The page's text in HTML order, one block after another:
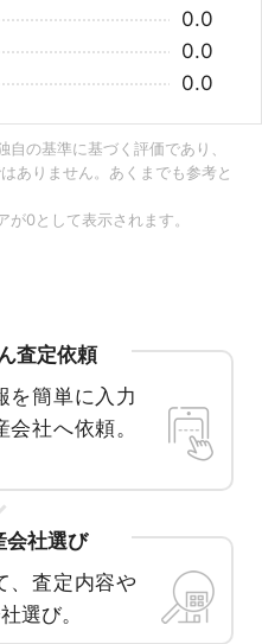
0.0
0.0
0.0
の基準に基づく評価であり、
ありません。あくまでも参考と
0として表示されます。
査定依頼
を簡単に入力
社へ依頼。
会社選び
、査定内容や
選び。